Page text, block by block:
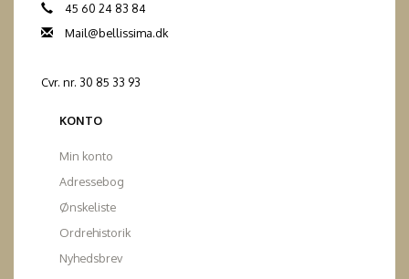
45 60 24 83 84
Mail@bellissima.dk
Cvr. nr. 30 85 33 93
KONTO
Min konto
Adressebog
Ønskeliste
Ordrehistorik
Nyhedsbrev